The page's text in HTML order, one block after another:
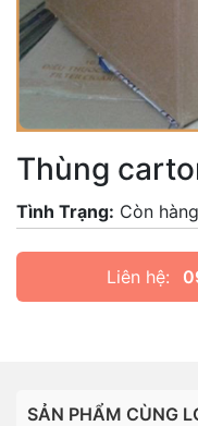
Thùng
Tình Trạng: Còn hàng
Liên hệ:
SẢN PHẨM CÙNG